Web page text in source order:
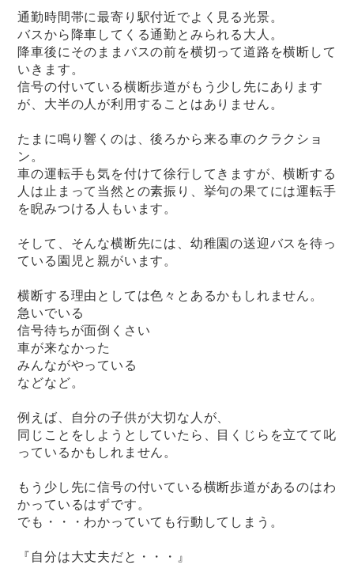
通勤時間帯に最寄り駅付近でよく見る光景。
バスから降車してくる通勤とみられる大人。
降車後にそのままバスの前を横切って道路を横断して
いきます。
信号の付いている横断歩道がもう少し先にあります
が、大半の人が利用することはありません。
たまに鳴り響くのは、後ろから来る車のクラクショ
ン。
車の運転手も気を付けて徐行してきますが、横断する
人は止まって当然との素振り、挙句の果てには運転手
を睨みつける人もいます。
そして、そんな横断先には、幼稚園の送迎バスを待っ
ている園児と親がいます。
横断する理由としては色々とあるかもしれません。
急いでいる
信号待ちが面倒くさい
車が来なかった
みんながやっている
などなど。
例えば、自分の子供が大切な人が、
同じことをしようとしていたら、目くじらを立てて叱
っているかもしれません。
もう少し先に信号の付いている横断歩道があるのはわ
かっているはずです。
でも・・・わかっていても行動してしまう。
『自分は大丈夫だと・・・』